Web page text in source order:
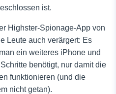
ist.
Highster-Spionage-App von
Leute auch verärgert: Es
ein weiteres iPhone und
benötigt, nur damit die
funktionieren (und die
nicht getan).